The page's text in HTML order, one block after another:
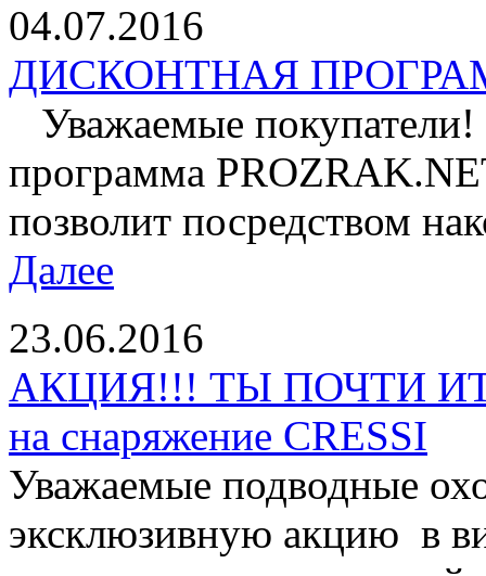
04.07.2016
ДИСКОНТНАЯ
Уважаемые покупатели!
программа
позволит посредством
Далее
23.06.2016
АКЦИЯ!!! ТЫ ПОЧТИ
на снаряжение CRESSI
Уважаемые подводные
эксклюзивную акцию в